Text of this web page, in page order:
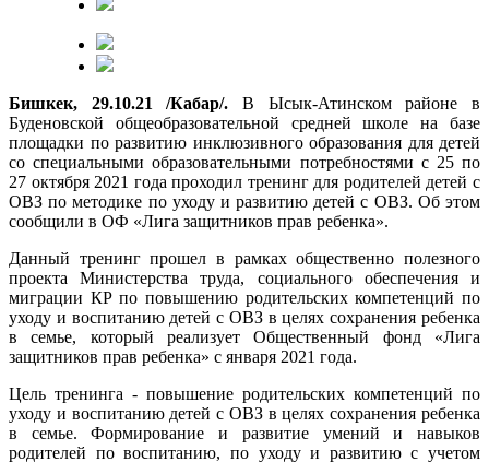
Бишкек, 29.10.21 /Кабар/. В Ысык-Атинском районе в
Буденовской общеобразовательной средней школе на базе
площадки по развитию инклюзивного образования для детей
со специальными образовательными потребностями с 25 по
27 октября 2021 года проходил тренинг для родителей детей с
ОВЗ по методике по уходу и развитию детей с ОВЗ. Об этом
сообщили в ОФ «Лига защитников прав ребенка».
Данный тренинг прошел в рамках общественно полезного
проекта Министерства труда, социального обеспечения и
миграции КР по повышению родительских компетенций по
уходу и воспитанию детей с ОВЗ в целях сохранения ребенка
в семье, который реализует Общественный фонд «Лига
защитников прав ребенка» с января 2021 года.
Цель тренинга - повышение родительских компетенций по
уходу и воспитанию детей с ОВЗ в целях сохранения ребенка
в семье. Формирование и развитие умений и навыков
родителей по воспитанию, по уходу и развитию с учетом